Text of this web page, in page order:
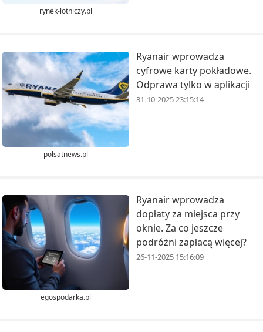
rynek-lotniczy.pl
polsatnews.pl
Ryanair wprowadza
cyfrowe karty pokładowe.
Odprawa tylko w aplikacji
31-10-2025 23:15:14
egospodarka.pl
Ryanair wprowadza
dopłaty za miejsca przy
oknie. Za co jeszcze
podróżni zapłacą więcej?
26-11-2025 15:16:09